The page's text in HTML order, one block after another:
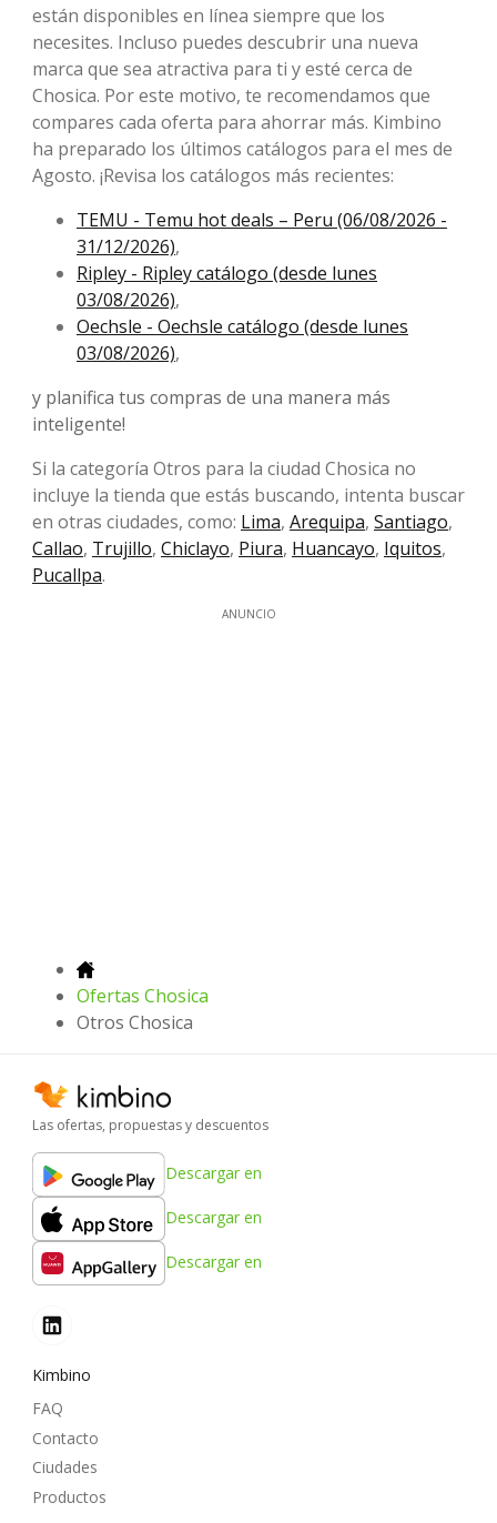
están disponibles en línea siempre que los
necesites. Incluso puedes descubrir una nueva
marca que sea atractiva para ti y esté cerca de
Chosica. Por este motivo, te recomendamos que
compares cada oferta para ahorrar más. Kimbino
ha preparado los últimos catálogos para el mes de
Agosto. ¡Revisa los catálogos más recientes:
TEMU - Temu hot deals – Peru (06/08/2026 -
31/12/2026),
Ripley - Ripley catálogo (desde lunes
03/08/2026),
Oechsle - Oechsle catálogo (desde lunes
03/08/2026),
y planifica tus compras de una manera más
inteligente!
Si la categoría Otros para la ciudad Chosica no
incluye la tienda que estás buscando, intenta buscar
en otras ciudades, como: Lima, Arequipa, Santiago,
Callao, Trujillo, Chiclayo, Piura, Huancayo, Iquitos,
Pucallpa.
ANUNCIO
Ofertas Chosica
Otros Chosica
Las ofertas, propuestas y descuentos
Descargar en
Descargar en
Descargar en
Kimbino
FAQ
Contacto
Ciudades
Productos